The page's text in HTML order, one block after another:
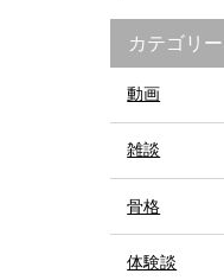
カテゴリー
動画
雑談
骨格
体験談